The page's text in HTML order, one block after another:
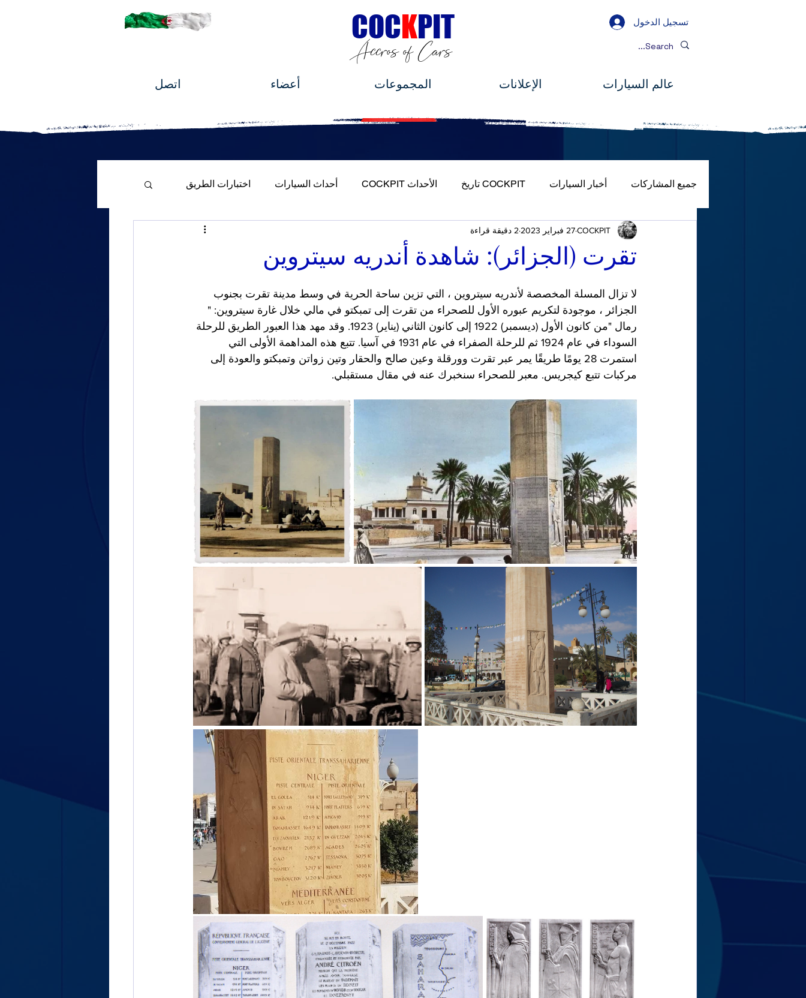
COCKPIT
Accros of Cars
تسجيل الدخول
عالم السيارات الإعلانات المجموعات أعضاء اتصل
جميع المشاركات أخبار السيارات COCKPIT تاريخ الأحداث COCKPIT أحداث السيارات اختبارات الطريق
المصباح الكامل جولة بسيارتي
تقرت (الجزائر): شاهدة أندريه سيتروين
COCKPIT27 فبراير 2023 2 دقيقة قراءة
لا تزال المسلة المخصصة لأندريه سيتروين ، التي تزين ساحة الحرية في وسط مدينة تقرت بجنوب
الجزائر ، موجودة لتكريم عبوره الأول للصحراء من تقرت إلى تمبكتو في مالي خلال غارة سيتروين: "
رمال "من كانون الأول (ديسمبر) 1922 إلى كانون الثاني (يناير) 1923. وقد مهد هذا العبور الطريق للرحلة
السوداء في عام 1924 ثم للرحلة الصفراء في عام 1931 في آسيا. تتبع هذه المداهمة الأولى التي
استمرت 28 يومًا طريقًا يمر عبر تقرت وورقلة وعين صالح والحقار وتين زواتن وتمبكتو والعودة إلى
مركبات تتبع كيجريس. معبر للصحراء سنخبرك عنه في مقال مستقبلي.